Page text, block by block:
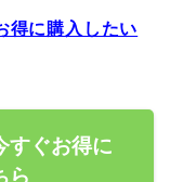
得に購入したい
すぐお得に
ら